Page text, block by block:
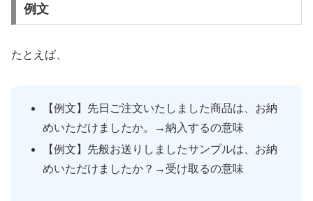
例文
たとえば、
【例文】先日ご注文いたしました商品は、お納
めいただけましたか。→納入するの意味
【例文】先般お送りしましたサンプルは、お納
めいただけましたか？→受け取るの意味